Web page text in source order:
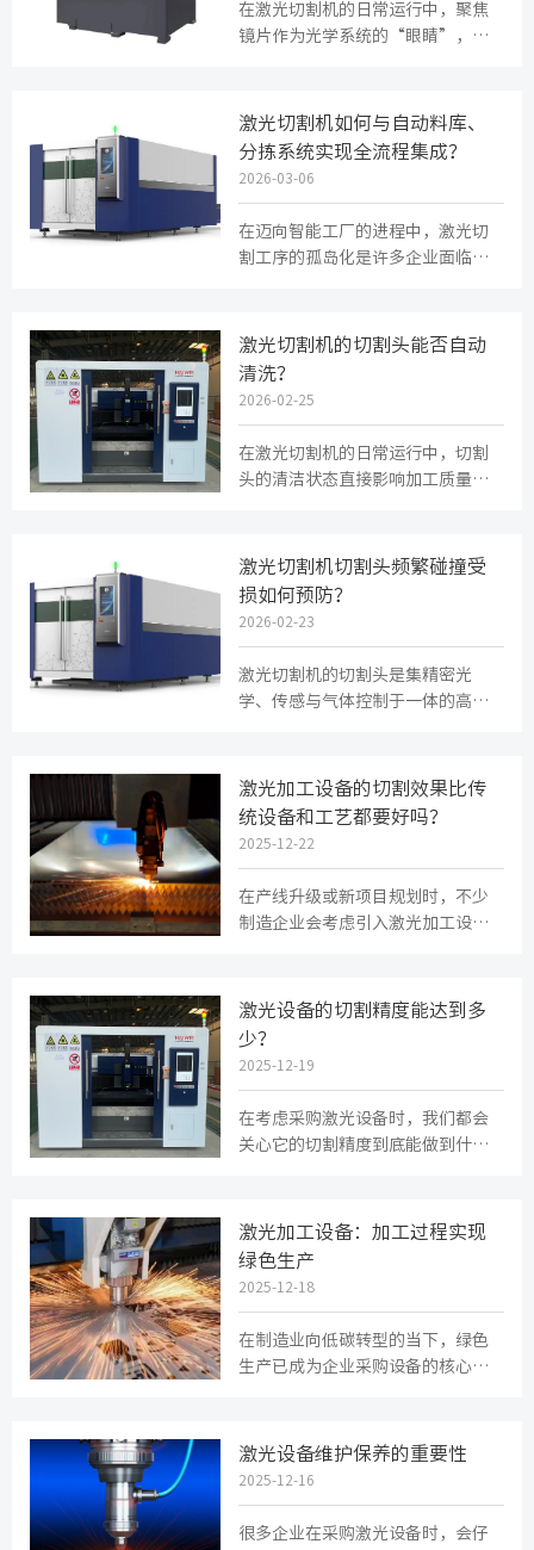
在激光切割机的日常运行中，聚焦
镜片作为光学系统的“眼睛”，其
激光切割机如何与自动料库、
分拣系统实现全流程集成？
2026-03-06
在迈向智能工厂的进程中，激光切
割工序的孤岛化是许多企业面临的
激光切割机的切割头能否自动
清洗？
2026-02-25
在激光切割机的日常运行中，切割
头的清洁状态直接影响加工质量和
激光切割机切割头频繁碰撞受
损如何预防？
2026-02-23
激光切割机的切割头是集精密光
学、传感与气体控制于一体的高价
影...
激光加工设备的切割效果比传
统设备和工艺都要好吗？
2025-12-22
在产线升级或新项目规划时，不少
制造企业会考虑引入激光加工设
的...
激光设备的切割精度能达到多
少？
2025-12-19
在考虑采购激光设备时，我们都会
关心它的切割精度到底能做到什么
激光加工设备：加工过程实现
绿色生产​
2025-12-18
在制造业向低碳转型的当下，绿色
生产已成为企业采购设备的核心考
激光设备维护保养的重要性
2025-12-16
很多企业在采购激光设备时，会仔